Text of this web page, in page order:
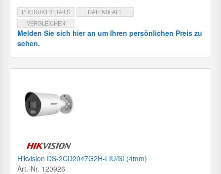
PRODUKTDETAILS
DATENBLATT
VERGLEICHEN
Melden Sie sich hier an um Ihren persönlichen Preis zu
sehen.
Hikvision DS-2CD2047G2H-LIU/SL(4mm)
Art.-Nr. 120926